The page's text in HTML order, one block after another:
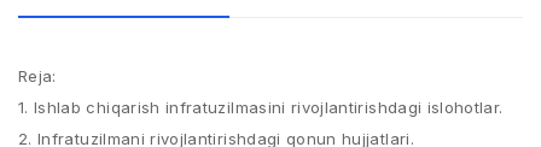
Reja:
1. Ishlab chiqarish infratuzilmasini rivojlantirishdagi islohotlar.
2. Infratuzilmani rivojlantirishdagi qonun hujjatlari.